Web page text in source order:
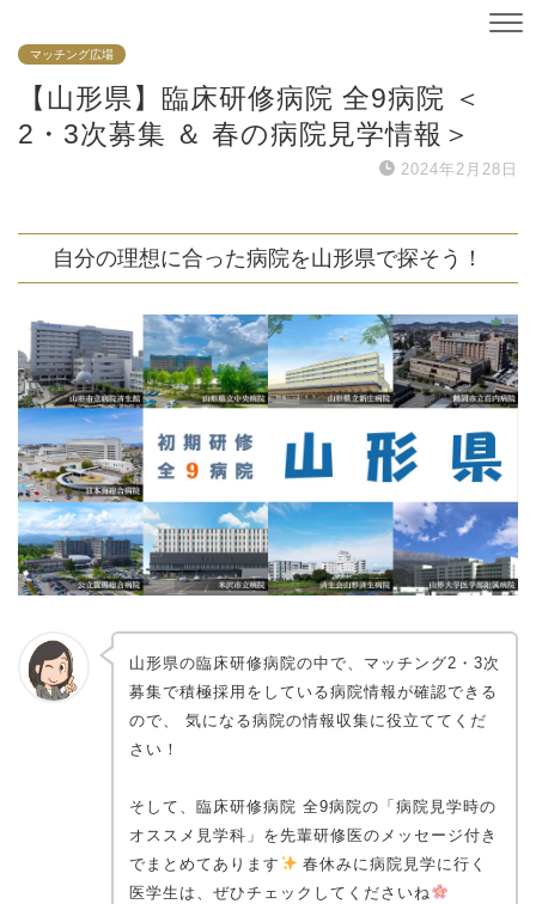
マッチング広場
【山形県】臨床研修病院 全9病院 ＜
2・3次募集 ＆ 春の病院見学情報＞
2024年2月28日
自分の理想に合った病院を山形県で探そう！
山形県の臨床研修病院の中で、マッチング2・3次
募集で積極採用をしている病院情報が確認できる
ので、 気になる病院の情報収集に役立ててくだ
さい！
そして、臨床研修病院 全9病院の「病院見学時の
オススメ見学科」を先輩研修医のメッセージ付き
でまとめてあります
春休みに病院見学に行く
医学生は、ぜひチェックしてくださいね